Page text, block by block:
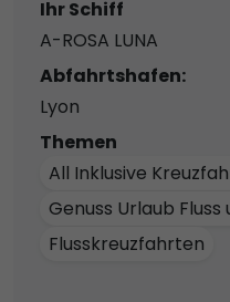
Ihr Schiff
A-ROSA LUNA
Abfahrtshafen:
Lyon
Themen
All Inklusive
Genuss Urlaub Fluss
Flusskreuzfahrten